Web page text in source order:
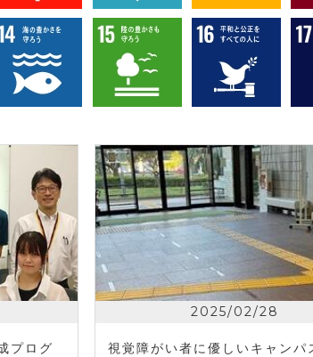
プログ
2025/02/28
視覚障がい者に優しいキャンパ